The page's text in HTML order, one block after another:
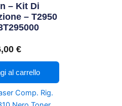
– Kit Di
– T2950
€
al carrello